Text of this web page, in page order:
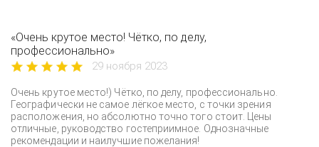
«Очень крутое место! Чётко, по делу,
профессионально»
29 ноября 2023
Очень крутое место!) Чётко, по делу, профессионально.
Географически не самое лёгкое место, с точки зрения
расположения, но абсолютно точно того стоит. Цены
отличные, руководство гостеприимное. Однозначные
рекомендации и наилучшие пожелания!